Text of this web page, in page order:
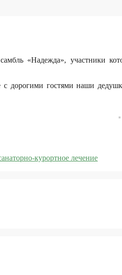
«Надежда», участники
дорогими гостями наши
курортное лечение